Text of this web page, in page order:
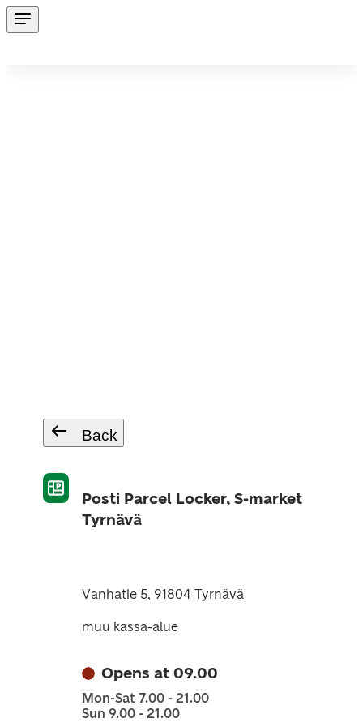
Back
Posti Parcel Locker, S-market
Tyrnävä
Vanhatie 5, 91804 Tyrnävä
muu kassa-alue
Opens at 09.00
Mon-Sat 7.00 - 21.00
Sun 9.00 - 21.00